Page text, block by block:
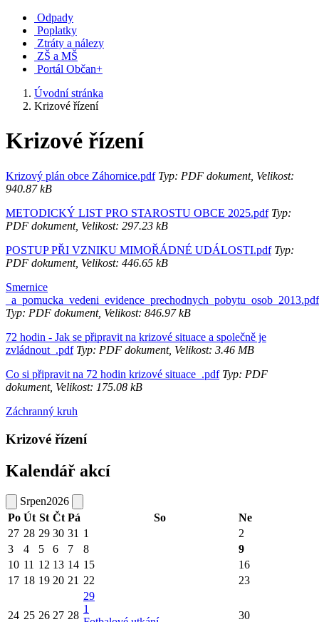
Odpady
Poplatky
Ztráty a nálezy
ZŠ a MŠ
Portál Občan+
Úvodní stránka
Krizové řízení
Krizové řízení
Krizový plán obce Záhornice.pdfTyp: PDF dokument, Velikost:
940.87 kB
METODICKÝ LIST PRO STAROSTU OBCE 2025.pdfTyp:
PDF dokument, Velikost: 297.23 kB
POSTUP PŘI VZNIKU MIMOŘÁDNÉ UDÁLOSTI.pdfTyp:
PDF dokument, Velikost: 446.65 kB
Smernice
_a_pomucka_vedeni_evidence_prechodnych_pobytu_osob_2013.pdf
Typ: PDF dokument, Velikost: 846.97 kB
72 hodin - Jak se připravit na krizové situace a společně je
zvládnout_.pdfTyp: PDF dokument, Velikost: 3.46 MB
Co si připravit na 72 hodin krizové situace_.pdfTyp: PDF
dokument, Velikost: 175.08 kB
Záchranný kruh
Krizové řízení
Kalendář akcí
Srpen2026
Po Út St Čt Pá So
Ne
27 28 29 30 31 1
2
3
4 5 6 7 8
9
10 11 12 13 14 15
16
17 18 19 20 21 22 23
24 25 26 27 28
29
1
30